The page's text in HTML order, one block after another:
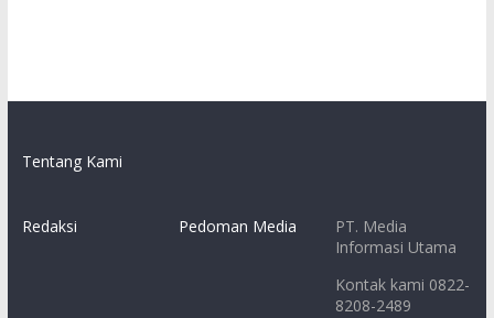
Tentang Kami
Redaksi Pedoman Media
PT. Media
Informasi Utama
Kontak kami 0822-
8208-2489